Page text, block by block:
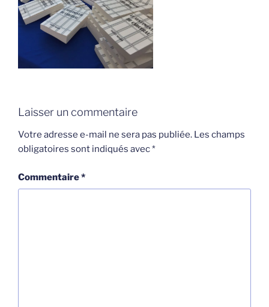
Laisser un commentaire
Votre adresse e-mail ne sera pas publiée. Les champs
obligatoires sont indiqués avec*
Commentaire*